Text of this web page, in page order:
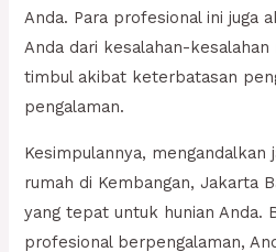
Anda. Para profesional ini juga
Anda dari kesalahan-kesalahan
timbul akibat keterbatasan
pengalaman.
Kesimpulannya, mengandalkan
rumah di Kembangan, Jakarta
yang tepat untuk hunian Anda.
profesional berpengalaman,